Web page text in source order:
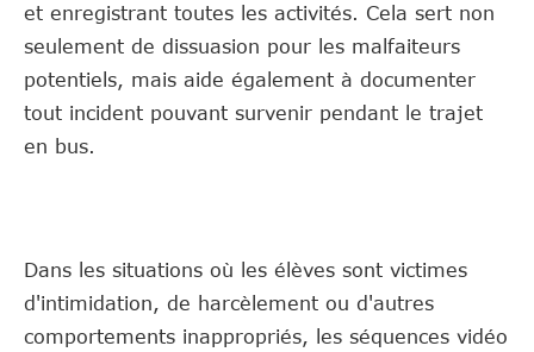
et enregistrant toutes les activités. Cela sert non
seulement de dissuasion pour les malfaiteurs
potentiels, mais aide également à documenter
tout incident pouvant survenir pendant le trajet
en bus.
Dans les situations où les élèves sont victimes
d'intimidation, de harcèlement ou d'autres
comportements inappropriés, les séquences vidéo